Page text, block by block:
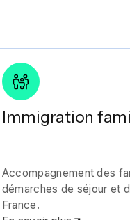
Immigration
Accompagnement des
démarches de séjour et
France.